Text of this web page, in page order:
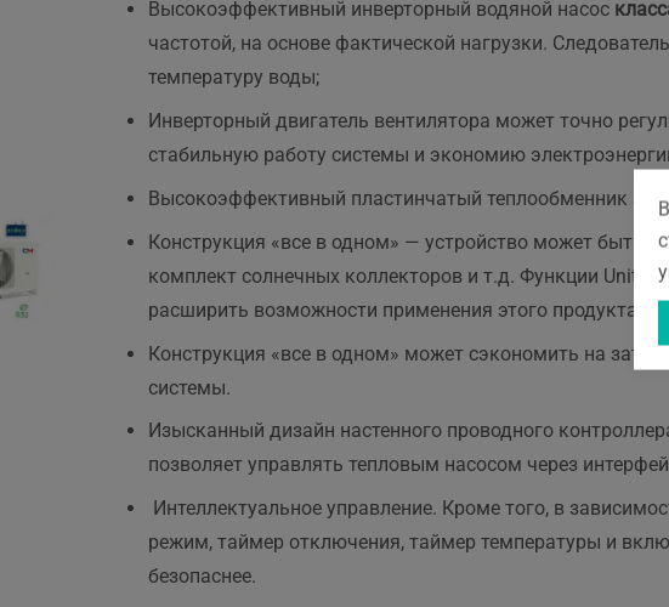
Высокоэффективный инверторный водяной насос
частотой, на основе фактической нагрузки.
температуру воды;
Инверторный двигатель вентилятора может точно
стабильную работу системы и экономию
Высокоэффективный пластинчатый теплообменник
Конструкция «все в одном» — устройство может быть
комплект солнечных коллекторов и т.д. Функции
расширить возможности применения этого продукта.
Конструкция «все в одном» может сэкономить на
системы.
Изысканный дизайн настенного проводного
позволяет управлять тепловым насосом через
Интеллектуальное управление. Кроме того, в
режим, таймер отключения, таймер температуры и
безопаснее.